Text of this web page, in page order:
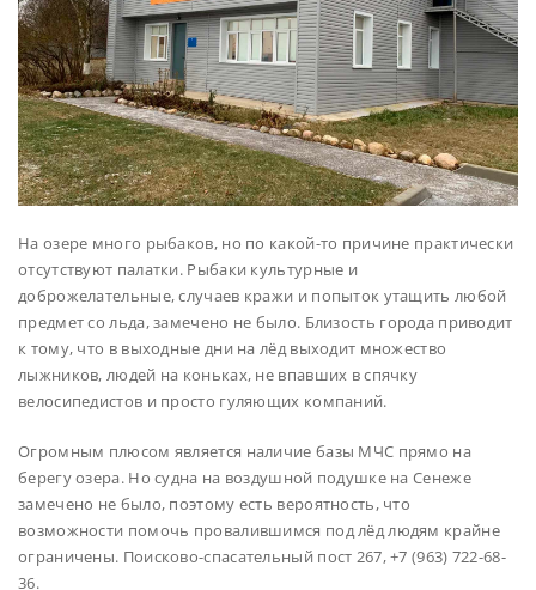
На озере много рыбаков, но по какой-то причине практически
отсутствуют палатки. Рыбаки культурные и
доброжелательные, случаев кражи и попыток утащить любой
предмет со льда, замечено не было. Близость города приводит
к тому, что в выходные дни на лёд выходит множество
лыжников, людей на коньках, не впавших в спячку
велосипедистов и просто гуляющих компаний.
Огромным плюсом является наличие базы МЧС прямо на
берегу озера. Но судна на воздушной подушке на Сенеже
замечено не было, поэтому есть вероятность, что
возможности помочь провалившимся под лёд людям крайне
ограничены. Поисково-спасательный пост 267, +7 (963) 722-68-
36.